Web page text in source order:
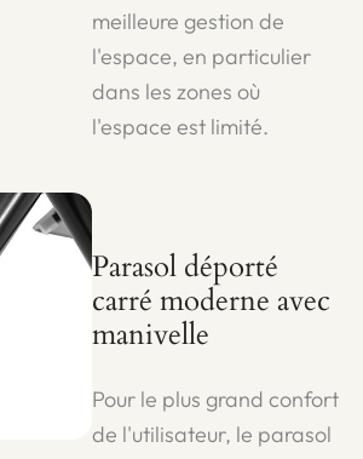
meilleure gestion de
l'espace, en particulier
dans les zones où
l'espace est limité.
Parasol déporté
carré moderne avec
manivelle
Pour le plus grand confort
de l'utilisateur, le parasol